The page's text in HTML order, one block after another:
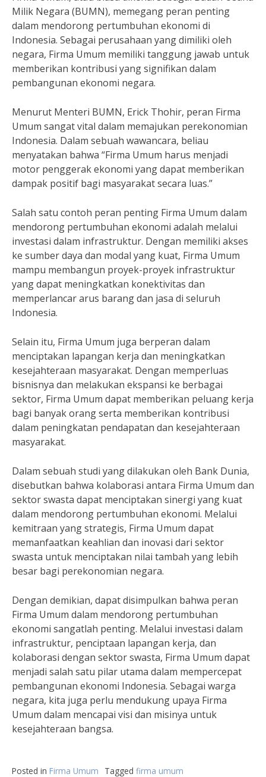
Milik Negara (BUMN), memegang peran penting
dalam mendorong pertumbuhan ekonomi di
Indonesia. Sebagai perusahaan yang dimiliki oleh
negara, Firma Umum memiliki tanggung jawab untuk
memberikan kontribusi yang signifikan dalam
pembangunan ekonomi negara.
Menurut Menteri BUMN, Erick Thohir, peran Firma
Umum sangat vital dalam memajukan perekonomian
Indonesia. Dalam sebuah wawancara, beliau
menyatakan bahwa “Firma Umum harus menjadi
motor penggerak ekonomi yang dapat memberikan
dampak positif bagi masyarakat secara luas.”
Salah satu contoh peran penting Firma Umum dalam
mendorong pertumbuhan ekonomi adalah melalui
investasi dalam infrastruktur. Dengan memiliki akses
ke sumber daya dan modal yang kuat, Firma Umum
mampu membangun proyek-proyek infrastruktur
yang dapat meningkatkan konektivitas dan
memperlancar arus barang dan jasa di seluruh
Indonesia.
Selain itu, Firma Umum juga berperan dalam
menciptakan lapangan kerja dan meningkatkan
kesejahteraan masyarakat. Dengan memperluas
bisnisnya dan melakukan ekspansi ke berbagai
sektor, Firma Umum dapat memberikan peluang kerja
bagi banyak orang serta memberikan kontribusi
dalam peningkatan pendapatan dan kesejahteraan
masyarakat.
Dalam sebuah studi yang dilakukan oleh Bank Dunia,
disebutkan bahwa kolaborasi antara Firma Umum dan
sektor swasta dapat menciptakan sinergi yang kuat
dalam mendorong pertumbuhan ekonomi. Melalui
kemitraan yang strategis, Firma Umum dapat
memanfaatkan keahlian dan inovasi dari sektor
swasta untuk menciptakan nilai tambah yang lebih
besar bagi perekonomian negara.
Dengan demikian, dapat disimpulkan bahwa peran
Firma Umum dalam mendorong pertumbuhan
ekonomi sangatlah penting. Melalui investasi dalam
infrastruktur, penciptaan lapangan kerja, dan
kolaborasi dengan sektor swasta, Firma Umum dapat
menjadi salah satu pilar utama dalam mempercepat
pembangunan ekonomi Indonesia. Sebagai warga
negara, kita juga perlu mendukung upaya Firma
Umum dalam mencapai visi dan misinya untuk
kesejahteraan bangsa.
Posted in Firma Umum Tagged firma umum